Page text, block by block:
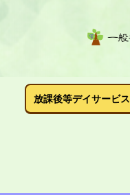
放課後等デイサービス